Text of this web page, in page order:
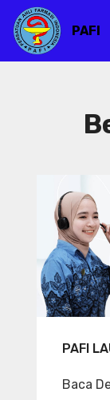
PAFI
PAFI
Baca